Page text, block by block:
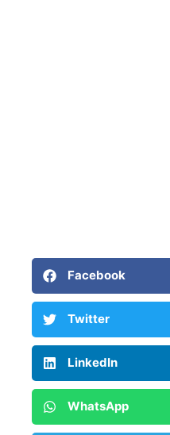
Facebook
Twitter
LinkedIn
WhatsApp